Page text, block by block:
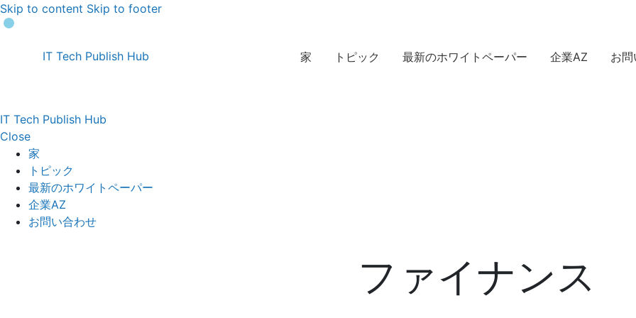
Skip to content Skip to footer
IT Tech Publish Hub 家 トピック 最新のホワイトペーパー 企業AZ お
IT Tech Publish Hub
Close
家
トピック
最新のホワイトペーパー
企業AZ
お問い合わせ
ファイナンス